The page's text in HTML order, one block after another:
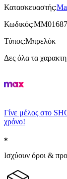
Κατασκευαστής:
Κωδικός:MM01687
Τύπος:Μπρελόκ
Δες όλα τα
Γίνε μέλος στο
χρόνο!
Ισχύουν όροι &